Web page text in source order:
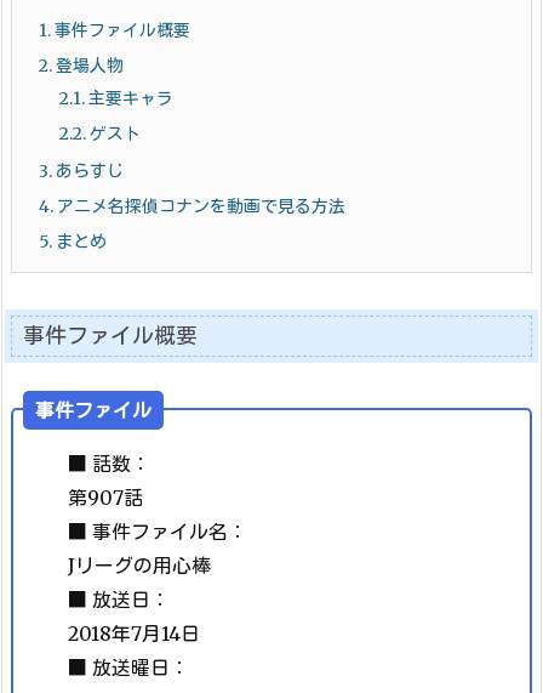
1.事件ファイル概要
2.登場人物
2.1.主要キャラ
2.2.ゲスト
3. あらすじ
4. アニメ名探偵コナンを動画で見る方法
5. まとめ
事件ファイル概要
事件ファイル
■ 話数：
第907話
■ 事件ファイル名：
Jリーグの用心棒
■ 放送日：
2018年7月14日
■ 放送曜日：